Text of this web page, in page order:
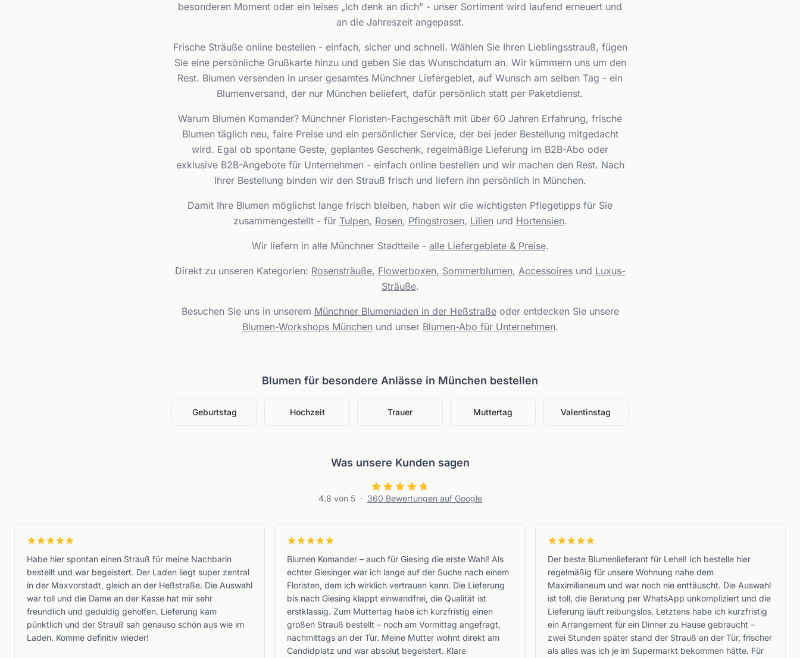
besonderen Moment oder ein leises „Ich denk an dich" - unser Sortiment wird laufend erneuert und
an die Jahreszeit angepasst.
Frische Sträuße online bestellen - einfach, sicher und schnell. Wählen Sie Ihren Lieblingsstrauß, fügen
Sie eine persönliche Grußkarte hinzu und geben Sie das Wunschdatum an. Wir kümmern uns um den
Rest. Blumen versenden in unser gesamtes Münchner Liefergebiet, auf Wunsch am selben Tag - ein
Blumenversand, der nur München beliefert, dafür persönlich statt per Paketdienst.
Warum Blumen Komander? Münchner Floristen-Fachgeschäft mit über 60 Jahren Erfahrung, frische
Blumen täglich neu, faire Preise und ein persönlicher Service, der bei jeder Bestellung mitgedacht
wird. Egal ob spontane Geste, geplantes Geschenk, regelmäßige Lieferung im B2B-Abo oder
exklusive B2B-Angebote für Unternehmen - einfach online bestellen und wir machen den Rest. Nach
Ihrer Bestellung binden wir den Strauß frisch und liefern ihn persönlich in München.
Damit Ihre Blumen möglichst lange frisch bleiben, haben wir die wichtigsten Pflegetipps für Sie
zusammengestellt - für Tulpen, Rosen, Pfingstrosen, Lilien und Hortensien.
Wir liefern in alle Münchner Stadtteile - alle Liefergebiete & Preise.
Direkt zu unseren Kategorien: Rosensträuße, Flowerboxen, Sommerblumen, Accessoires und Luxus-
Sträuße.
Besuchen Sie uns in unserem Münchner Blumenladen in der Heßstraße oder entdecken Sie unsere
Blumen-Workshops München und unser Blumen-Abo für Unternehmen.
Blumen für besondere Anlässe in München bestellen
Geburtstag Hochzeit Trauer Muttertag Valentinstag
Was unsere Kunden sagen
4.8 von 5 · 360 Bewertungen auf Google
Habe hier spontan einen Strauß für meine Nachbarin
bestellt und war begeistert. Der Laden liegt super zentral
in der Maxvorstadt, gleich an der Heßstraße. Die Auswahl
war toll und die Dame an der Kasse hat mir sehr
freundlich und geduldig geholfen. Lieferung kam
pünktlich und der Strauß sah genauso schön aus wie im
Laden. Komme definitiv wieder!
Blumen Komander – auch für Giesing die erste Wahl! Als
echter Giesinger war ich lange auf der Suche nach einem
Floristen, dem ich wirklich vertrauen kann. Die Lieferung
bis nach Giesing klappt einwandfrei, die Qualität ist
erstklassig. Zum Muttertag habe ich kurzfristig einen
großen Strauß bestellt – noch am Vormittag angefragt,
nachmittags an der Tür. Meine Mutter wohnt direkt am
Candidplatz und war absolut begeistert. Klare
Der beste Blumenlieferant für Lehel! Ich bestelle hier
regelmäßig für unsere Wohnung nahe dem
Maximilianeum und war noch nie enttäuscht. Die Auswahl
ist toll, die Beratung per WhatsApp unkompliziert und die
Lieferung läuft reibungslos. Letztens habe ich kurzfristig
ein Arrangement für ein Dinner zu Hause gebraucht –
zwei Stunden später stand der Strauß an der Tür, frischer
als alles was ich je im Supermarkt bekommen hätte. Für